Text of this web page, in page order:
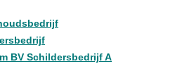
BV Schildersbedrijf A